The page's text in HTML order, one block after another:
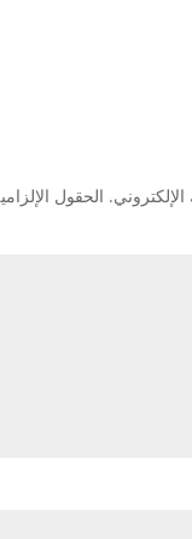
الحقول